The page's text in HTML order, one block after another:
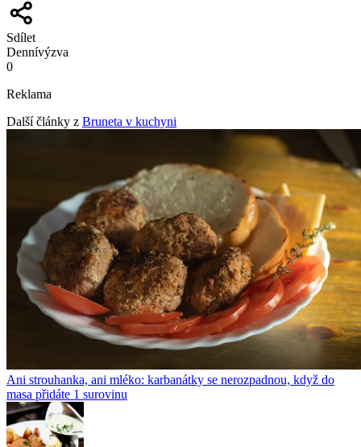
Sdílet
Dennívýzva
0
Reklama
Další články z Bruneta v kuchyni
Ani strouhanka, ani mléko: karbanátky se nerozpadnou, když do
masa přidáte 1 surovinu